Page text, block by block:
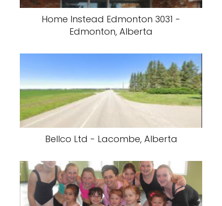
Home Instead Edmonton 3031 -
Edmonton, Alberta
Bellco Ltd - Lacombe, Alberta